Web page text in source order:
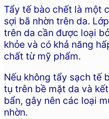
Tẩy tế bào chết là một
sợi bã nhờn trên da.
trên da cần được loại
khỏe và có khả năng
chất từ mỹ phẩm.
Nếu không tẩy sạch tế
tụ trên bề mặt da và
bẩn, gây nên các loại
nhờn.